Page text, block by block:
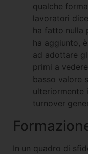
qualche
lavoratori
ha fatto nulla
ha aggiunto,
ad adottare
primi a
basso valore
ulteriormente
turnover
In un quadro di